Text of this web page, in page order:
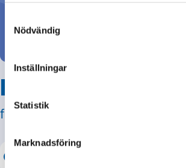
Selection
Nödvändig
Inställningar
Statistik
Marknadsföring
Hitta svar på din
från svenska myndigheter!